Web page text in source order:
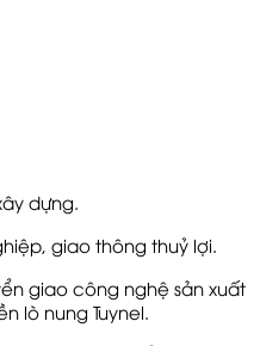
dựng.
giao thông thuỷ lợi.
giao công nghệ sản xuất
lò nung Tuynel.